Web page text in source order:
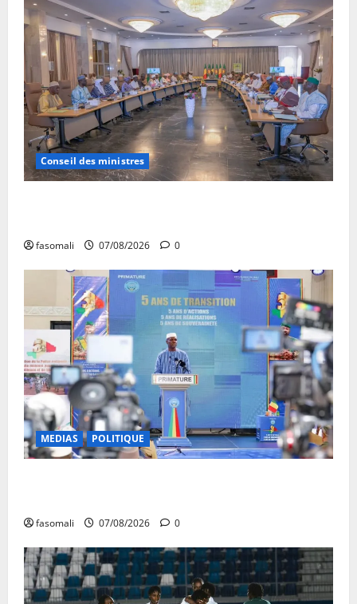
Conseil des ministres
fasomali 07/08/2026 0
MEDIAS POLITIQUE
fasomali 07/08/2026 0